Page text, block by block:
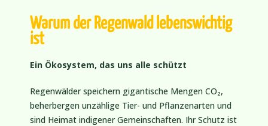
Warum der Regenwald lebenswichtig
ist
Ein Ökosystem, das uns alle schützt
Regenwälder speichern gigantische Mengen CO₂,
beherbergen unzählige Tier- und Pflanzenarten und
sind Heimat indigener Gemeinschaften. Ihr Schutz ist